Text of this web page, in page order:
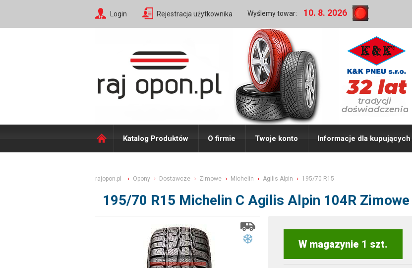
Login Rejestracja użytkownika Wyślemy towar: 10. 8. 2026
Katalog Produktów O firmie Twoje konto Informacje dla kupujących
rajopon.pl Opony Dostawcze Zimowe Michelin Agilis Alpin 195/70 R15
195/70 R15 Michelin C Agilis Alpin 104R Zimowe
W magazynie 1 szt.